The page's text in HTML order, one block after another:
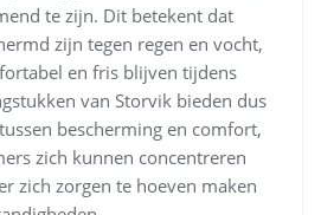
te zijn. Dit betekent dat
zijn tegen regen en vocht,
en fris blijven tijdens
van Storvik bieden dus
bescherming en comfort,
zich kunnen concentreren
zich zorgen te hoeven maken